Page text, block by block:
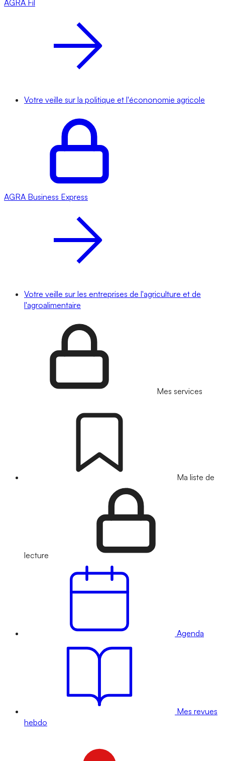
AGRA Fil
Votre veille sur la politique et l'écononomie agricole
AGRA Business Express
Votre veille sur les entreprises de l'agriculture et de
l'agroalimentaire
Mes services
Ma liste de
lecture
Agenda
Mes revues
hebdo